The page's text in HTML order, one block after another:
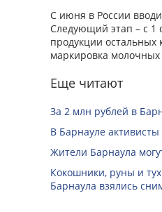
С июня в России
Следующий этап – с 1
продукции остальных
маркировка молочных
Еще читают
За 2 млн рублей в
В Барнауле
Жители Барнаула
Кокошники, руны и
Барнаула взялись